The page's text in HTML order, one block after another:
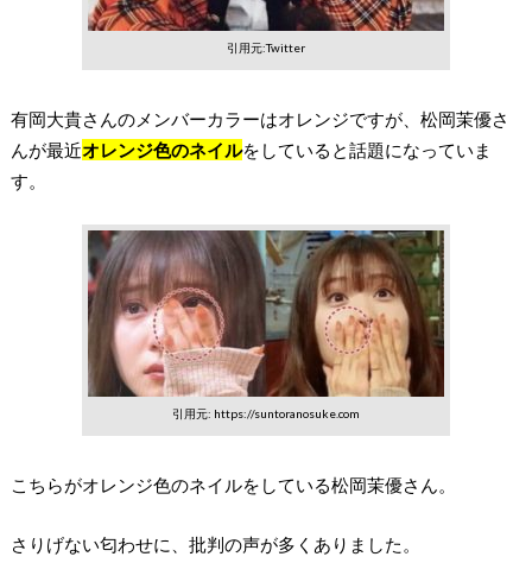
引用元:Twitter
有岡大貴さんのメンバーカラーはオレンジですが、松岡茉優さ
んが最近オレンジ色のネイルをしていると話題になっていま
す。
引用元: https://suntoranosuke.com
こちらがオレンジ色のネイルをしている松岡茉優さん。
さりげない匂わせに、批判の声が多くありました。